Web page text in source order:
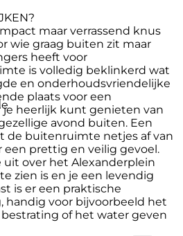
maar verrassend knus
wie graag buiten zit maar
heeft voor
is volledig beklinkerd wat
en onderhoudsvriendelijke
plaats voor een
je heerlijk kunt genieten van
avond buiten. Een
de buitenruimte netjes af van
een prettig en veilig gevoel.
over het Alexanderplein
zien is en je een levendig
is er een praktische
handig voor bijvoorbeeld het
of het water geven